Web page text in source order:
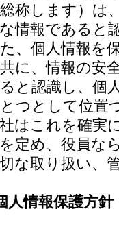
称します）は
情報であると
、個人情報を
に、情報の安
と認識し、個
つとして位置
はこれを確実
定め、役員な
な取り扱い、
人情報保護方針